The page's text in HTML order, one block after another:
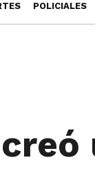
POLICIALES